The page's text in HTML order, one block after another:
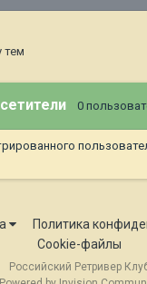
тем
0
Политика
Cookie-файлы
Российский Ретривер